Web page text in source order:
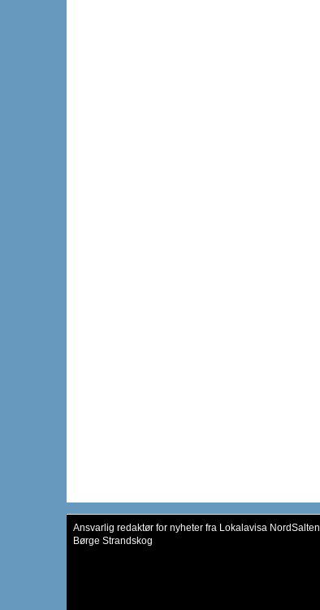
Ansvarlig redaktør for nyheter fra Lokalavisa NordSalten
Børge Strandskog